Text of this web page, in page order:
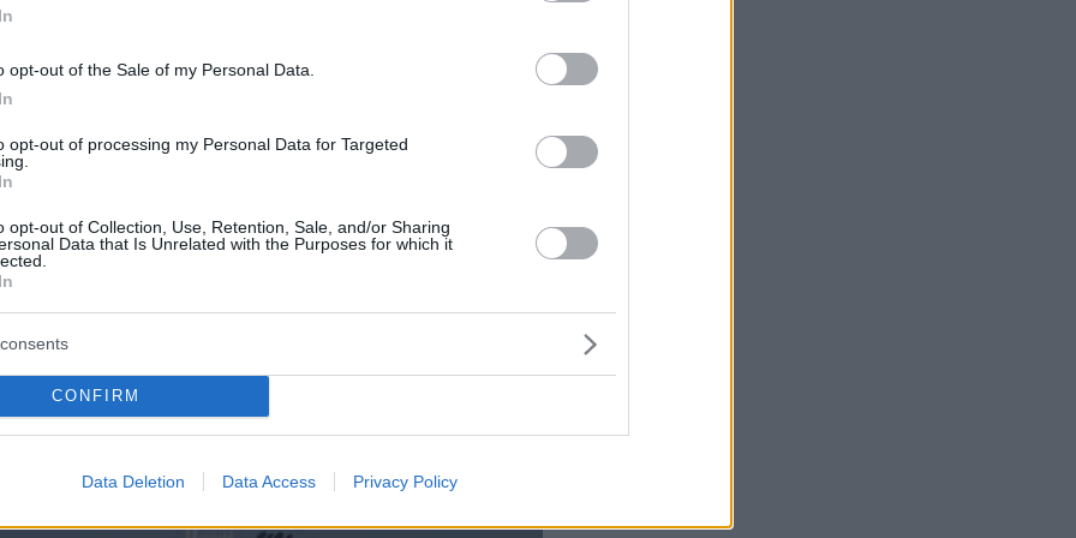
opt-out of the Sale of my Personal Data.
opt-out of processing my Personal Data for Targeted
opt-out of Collection, Use, Retention, Sale, and/or Sharing
Data that Is Unrelated with the Purposes for which it
CONFIRM
Data Deletion Data Access Privacy Policy
συνδέθηκαν με τη νόσο κατά τη διάρκεια
Νησιά , με τις ισπανικές αρχές να θέτουν σε
αυστηρά ελεγχόμενη επιχείρηση
των147 επιβατών, στην οποία
πολλές χώρες.